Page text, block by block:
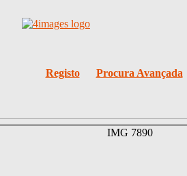
Registo Procura Avançada